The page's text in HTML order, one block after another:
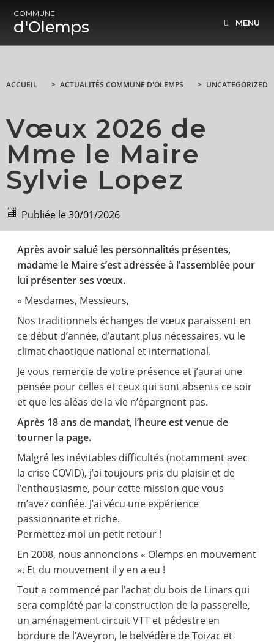
COMMUNE
d'Olemps MENU
ACCUEIL > ACTUALITÉS COMMUNE D'OLEMPS > UNCATEGORIZED
Vœux 2026 de
Mme le Maire
Sylvie Lopez
Publiée le30/01/2026
Après avoir salué les personnalités présentes,
madame le Maire s’est adressée à l’assemblée pour
lui présenter ses vœux.
« Mesdames, Messieurs,
Nos traditionnels échanges de vœux paraissent en
ce début d’année, d’autant plus nécessaires, vu le
climat chaotique national et international.
Je vous remercie de votre présence et j’aurai une
pensée pour celles et ceux qui sont absents ce soir
et que les aléas de la vie n’épargnent pas.
Après 18 ans de mandat, l’heure est venue de
tourner la page.
Malgré les inévitables difficultés (notamment avec
la crise COVID), j’ai toujours pris du plaisir et de
l’enthousiasme, pour cette mission que vous
m’avez confiée. J’ai vécu une expérience
passionnante et riche.
Permettez-moi un petit retour !
En 2008, nous annoncions « Olemps en mouvement
». Et du mouvement il y en a eu !
Tout a commencé par l’achat du bois de Linars qui
sera complété par la construction de la passerelle,
un aménagement circuit VTT et pédestre en
bordure de l’Aveyron, le belvédère de Toizac et